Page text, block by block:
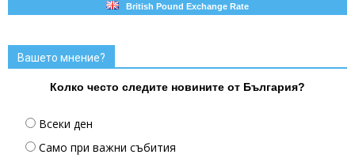
British Pound Exchange Rate
Вашето мнение?
Колко често следите новините от България?
Всеки ден
Само при важни събития